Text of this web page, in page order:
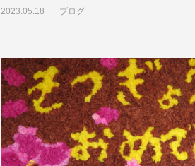
日々の気温差も激しく体調崩されて
2023.05.18 ブログ